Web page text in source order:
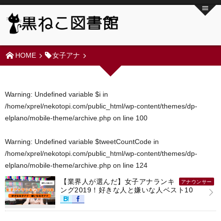
HOME 女子アナ
Warning: Undefined variable $i in
/home/xprel/nekotopi.com/public_html/wp-content/themes/dp-
elplano/mobile-theme/archive.php on line 100
Warning: Undefined variable $tweetCountCode in
/home/xprel/nekotopi.com/public_html/wp-content/themes/dp-
elplano/mobile-theme/archive.php on line 124
アナウンサー
【業界人が選んだ】女子アナランキ
ング2019！好きな人と嫌いな人ベスト10